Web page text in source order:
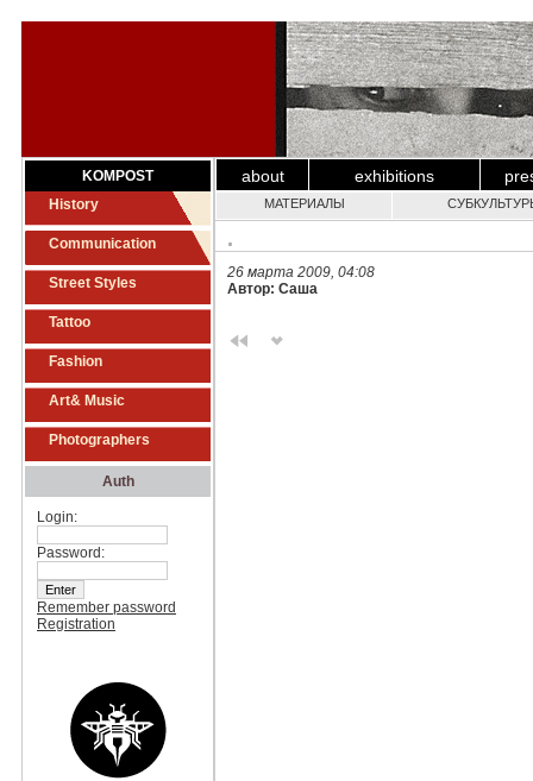
KOMPOST
History
Communication
Street Styles
Tattoo
Fashion
Art& Music
Photographers
Auth
Login:
Password:
Remember password
Registration
about exhibitions
МАТЕРИАЛЫ
.
26 марта 2009, 04:08
Автор: Саша